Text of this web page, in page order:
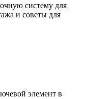
систему для
и советы для
элемент в